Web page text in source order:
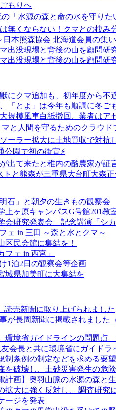
もりへ
「水源の森と命の水を守りたい
無くならない！クマとの棲
日本熊森協会 北海道会員の集
出没現場と背後の山を顧問
出没現場と背後の山を顧問
にクマ追加も、初年度から不
「とよ」は今年も順調に冬ご
規模風車白紙撤回、業者はア
人間を守るためのクラウド
ーラー拡大に土地買収で対抗
公園で初の街宣⚡
出て来たと稚内の酪農家が
トと熊森が三重県大台町大森
石」と朝夕の生きもの観察会
上ヶ原キャンパスG号館201
会研究発表会 記念講演「シ
ェ in 三田 ～森と水とクマ～
民会館に集結を！
フェ in 西宮」
1泊2日の観察会等企画
城県加美町に大集結を
読売新聞に取り上げられました
が長周新聞に掲載されました（
環境省ガイドラインの問題点
会長と共に環境省にガイドラ
制条例の制定などを求める要
を破壊し、土砂災害発生の
計画】奥羽山脈の水源の森と
拡大に強く反対し、 調査研
ージを発表